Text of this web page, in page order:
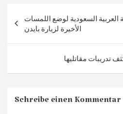
السعودية لوضع اللمسات
الأخيرة لزيارة بايدن
تدريبات مقاتليها
Schreibe einen Kommentar